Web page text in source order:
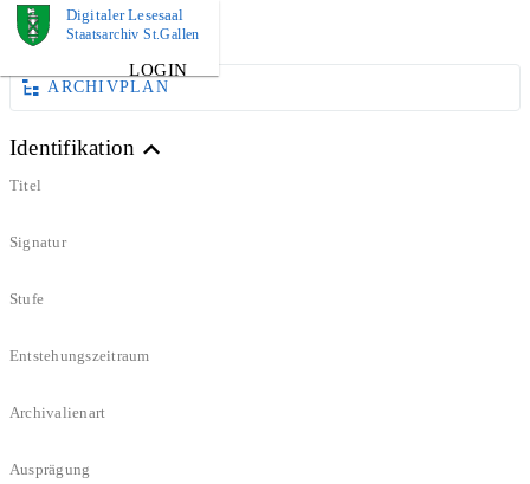
Digitaler Lesesaal
Staatsarchiv St.Gallen
LOGIN
DOKUMENT
ARCHIVPLAN
Identifikation
Titel
Signatur
Stufe
Entstehungszeitraum
Archivalienart
Ausprägung